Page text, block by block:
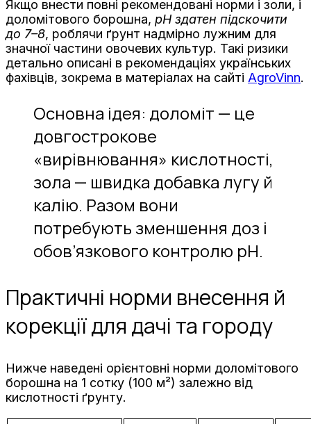
Якщо внести повні рекомендовані норми і золи, і
доломітового борошна, pH здатен підскочити
до 7–8, роблячи ґрунт надмірно лужним для
значної частини овочевих культур. Такі ризики
детально описані в рекомендаціях українських
фахівців, зокрема в матеріалах на сайті AgroVinn.
Основна ідея: доломіт — це
довгострокове
«вирівнювання» кислотності,
зола — швидка добавка лугу й
калію. Разом вони
потребують зменшення доз і
обов’язкового контролю pH.
Практичні норми внесення й
корекції для дачі та городу
Нижче наведені орієнтовні норми доломітового
борошна на 1 сотку (100 м²) залежно від
кислотності ґрунту.